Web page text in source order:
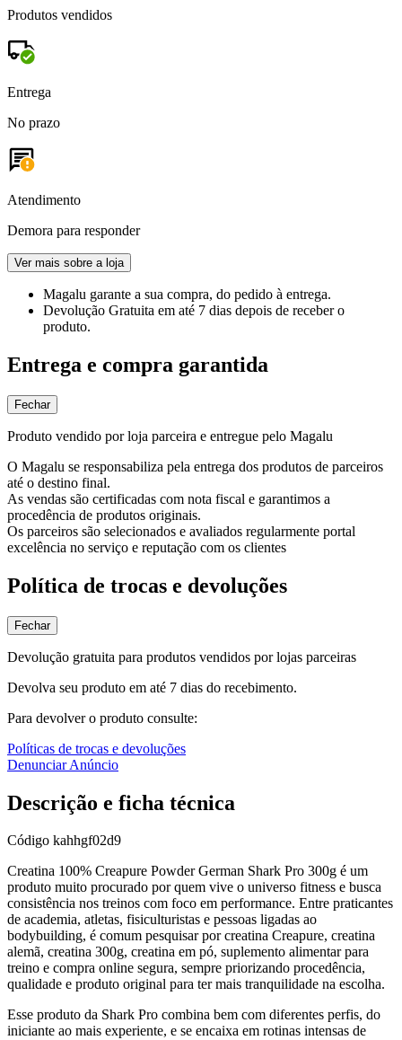
Produtos vendidos
Entrega
No prazo
Atendimento
Demora para responder
Ver mais sobre a loja
Magalu garante a sua compra, do pedido à entrega.
Devolução Gratuita em até 7 dias depois de receber o
produto.
Entrega e compra garantida
Fechar
Produto vendido por loja parceira e entregue pelo Magalu
O Magalu se responsabiliza pela entrega dos produtos de parceiros
até o destino final.
As vendas são certificadas com nota fiscal e garantimos a
procedência de produtos originais.
Os parceiros são selecionados e avaliados regularmente portal
excelência no serviço e reputação com os clientes
Política de trocas e devoluções
Fechar
Devolução gratuita para produtos vendidos por lojas parceiras
Devolva seu produto em até 7 dias do recebimento.
Para devolver o produto consulte:
Políticas de trocas e devoluções
Denunciar Anúncio
Descrição e ficha técnica
Código kahhgf02d9
Creatina 100% Creapure Powder German Shark Pro 300g é um
produto muito procurado por quem vive o universo fitness e busca
consistência nos treinos com foco em performance. Entre praticantes
de academia, atletas, fisiculturistas e pessoas ligadas ao
bodybuilding, é comum pesquisar por creatina Creapure, creatina
alemã, creatina 300g, creatina em pó, suplemento alimentar para
treino e compra online segura, sempre priorizando procedência,
qualidade e produto original para ter mais tranquilidade na escolha.
Esse produto da Shark Pro combina bem com diferentes perfis, do
iniciante ao mais experiente, e se encaixa em rotinas intensas de